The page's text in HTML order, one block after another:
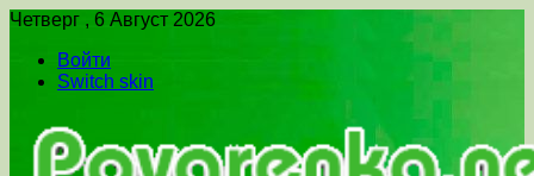
Четверг , 6 Август 2026
Войти
Switch skin